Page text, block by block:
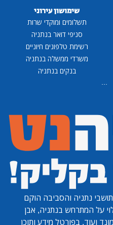
שימושון עירוני
תשלומים ומוקדי שרות
סניפי דואר בנתניה
רשימת טלפונים חיוניים
משרדי ממשלה בנתניה
בנקים בנתניה
...
נתניה והסביבה הוקם
על המתרחש בנתניה, אבן
ועוד. בפורטל מידע ותוכן